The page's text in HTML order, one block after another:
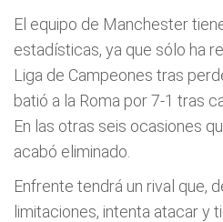
El equipo de Manchester
estadísticas, ya que sólo ha
Liga de Campeones tras
batió a la Roma por 7-1 tras
En las otras seis ocasiones
acabó eliminado.
Enfrente tendrá un rival que,
limitaciones, intenta atacar y